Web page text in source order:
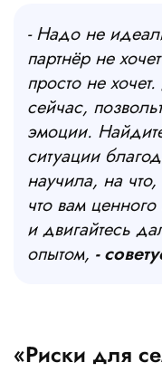
- Надо не
партнёр не
просто не
сейчас,
эмоции.
ситуации
научила, на
что вам
и двигайтесь
опытом, -
«Риски для